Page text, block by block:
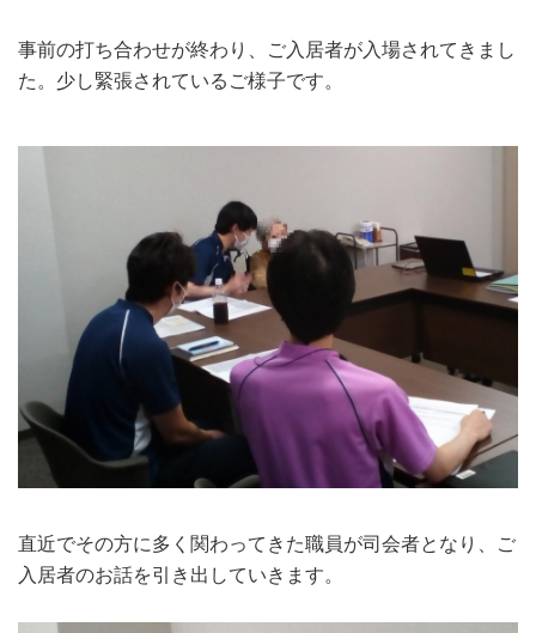
事前の打ち合わせが終わり、ご入居者が入場されてきまし
た。少し緊張されているご様子です。
直近でその方に多く関わってきた職員が司会者となり、ご
入居者のお話を引き出していきます。